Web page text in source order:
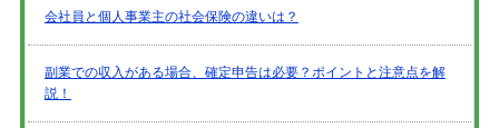
会社員と個人事業主の社会保険の違いは？
副業での収入がある場合、確定申告は必要？ポイントと注意点を解
説！